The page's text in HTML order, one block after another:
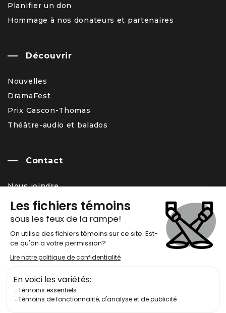
Planifier un don
Hommage à nos donateurs et partenaires
Découvrir
Nouvelles
DramaFest
Prix Gascon-Thomas
Théâtre-audio et balados
Contact
Nous joindre
Équipe
Carrière – offres d’emploi
Infolettre
Chronos